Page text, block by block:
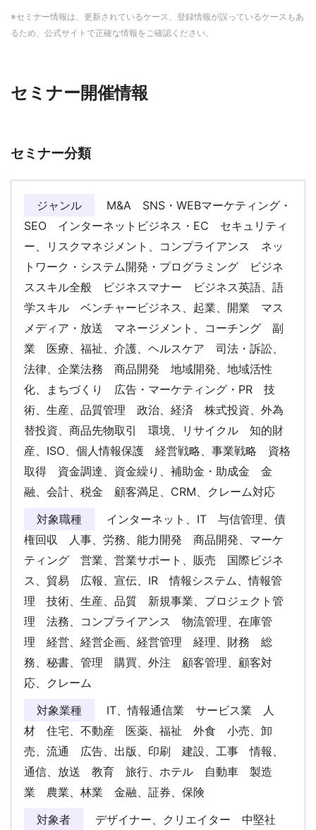
※セミナー情報は、更新されているケース、登録情報が誤っているケースもあ
るため、公式サイトで正確な情報をご確認ください。
セミナー開催情報
セミナー分類
ジャンル
M&A SNS・WEBマーケティング・
SEO インターネットビジネス・EC セキュリティ
ー、リスクマネジメント、コンプライアンス ネッ
トワーク・システム開発・プログラミング ビジネ
ススキル全般 ビジネスマナー ビジネス英語、語
学スキル ベンチャービジネス、起業、開業 マス
メディア・放送 マネージメント、コーチング 副
業 医療、福祉、介護、ヘルスケア 司法・訴訟、
法律、企業法務 商品開発 地域開発、地域活性
化、まちづくり 広告・マーケティング・PR 技
術、生産、品質管理 政治、経済 株式投資、外為
替投資、商品先物取引 環境、リサイクル 知的財
産、ISO、個人情報保護 経営戦略、事業戦略 資格
取得 資金調達、資金繰り、補助金・助成金 金
融、会計、税金 顧客満足、CRM、クレーム対応
対象職種
インターネット、IT 与信管理、債
権回収 人事、労務、能力開発 商品開発、マーケ
ティング 営業、営業サポート、販売 国際ビジネ
ス、貿易 広報、宣伝、IR 情報システム、情報管
理 技術、生産、品質 新規事業、プロジェクト管
理 法務、コンプライアンス 物流管理、在庫管
理 経営、経営企画、経営管理 経理、財務 総
務、秘書、管理 購買、外注 顧客管理、顧客対
応、クレーム
対象業種
IT、情報通信業 サービス業 人
材 住宅、不動産 医薬、福祉 外食 小売、卸
売、流通 広告、出版、印刷 建設、工事 情報、
通信、放送 教育 旅行、ホテル 自動車 製造
業 農業、林業 金融、証券、保険
対象者
デザイナー、クリエイター 中堅社